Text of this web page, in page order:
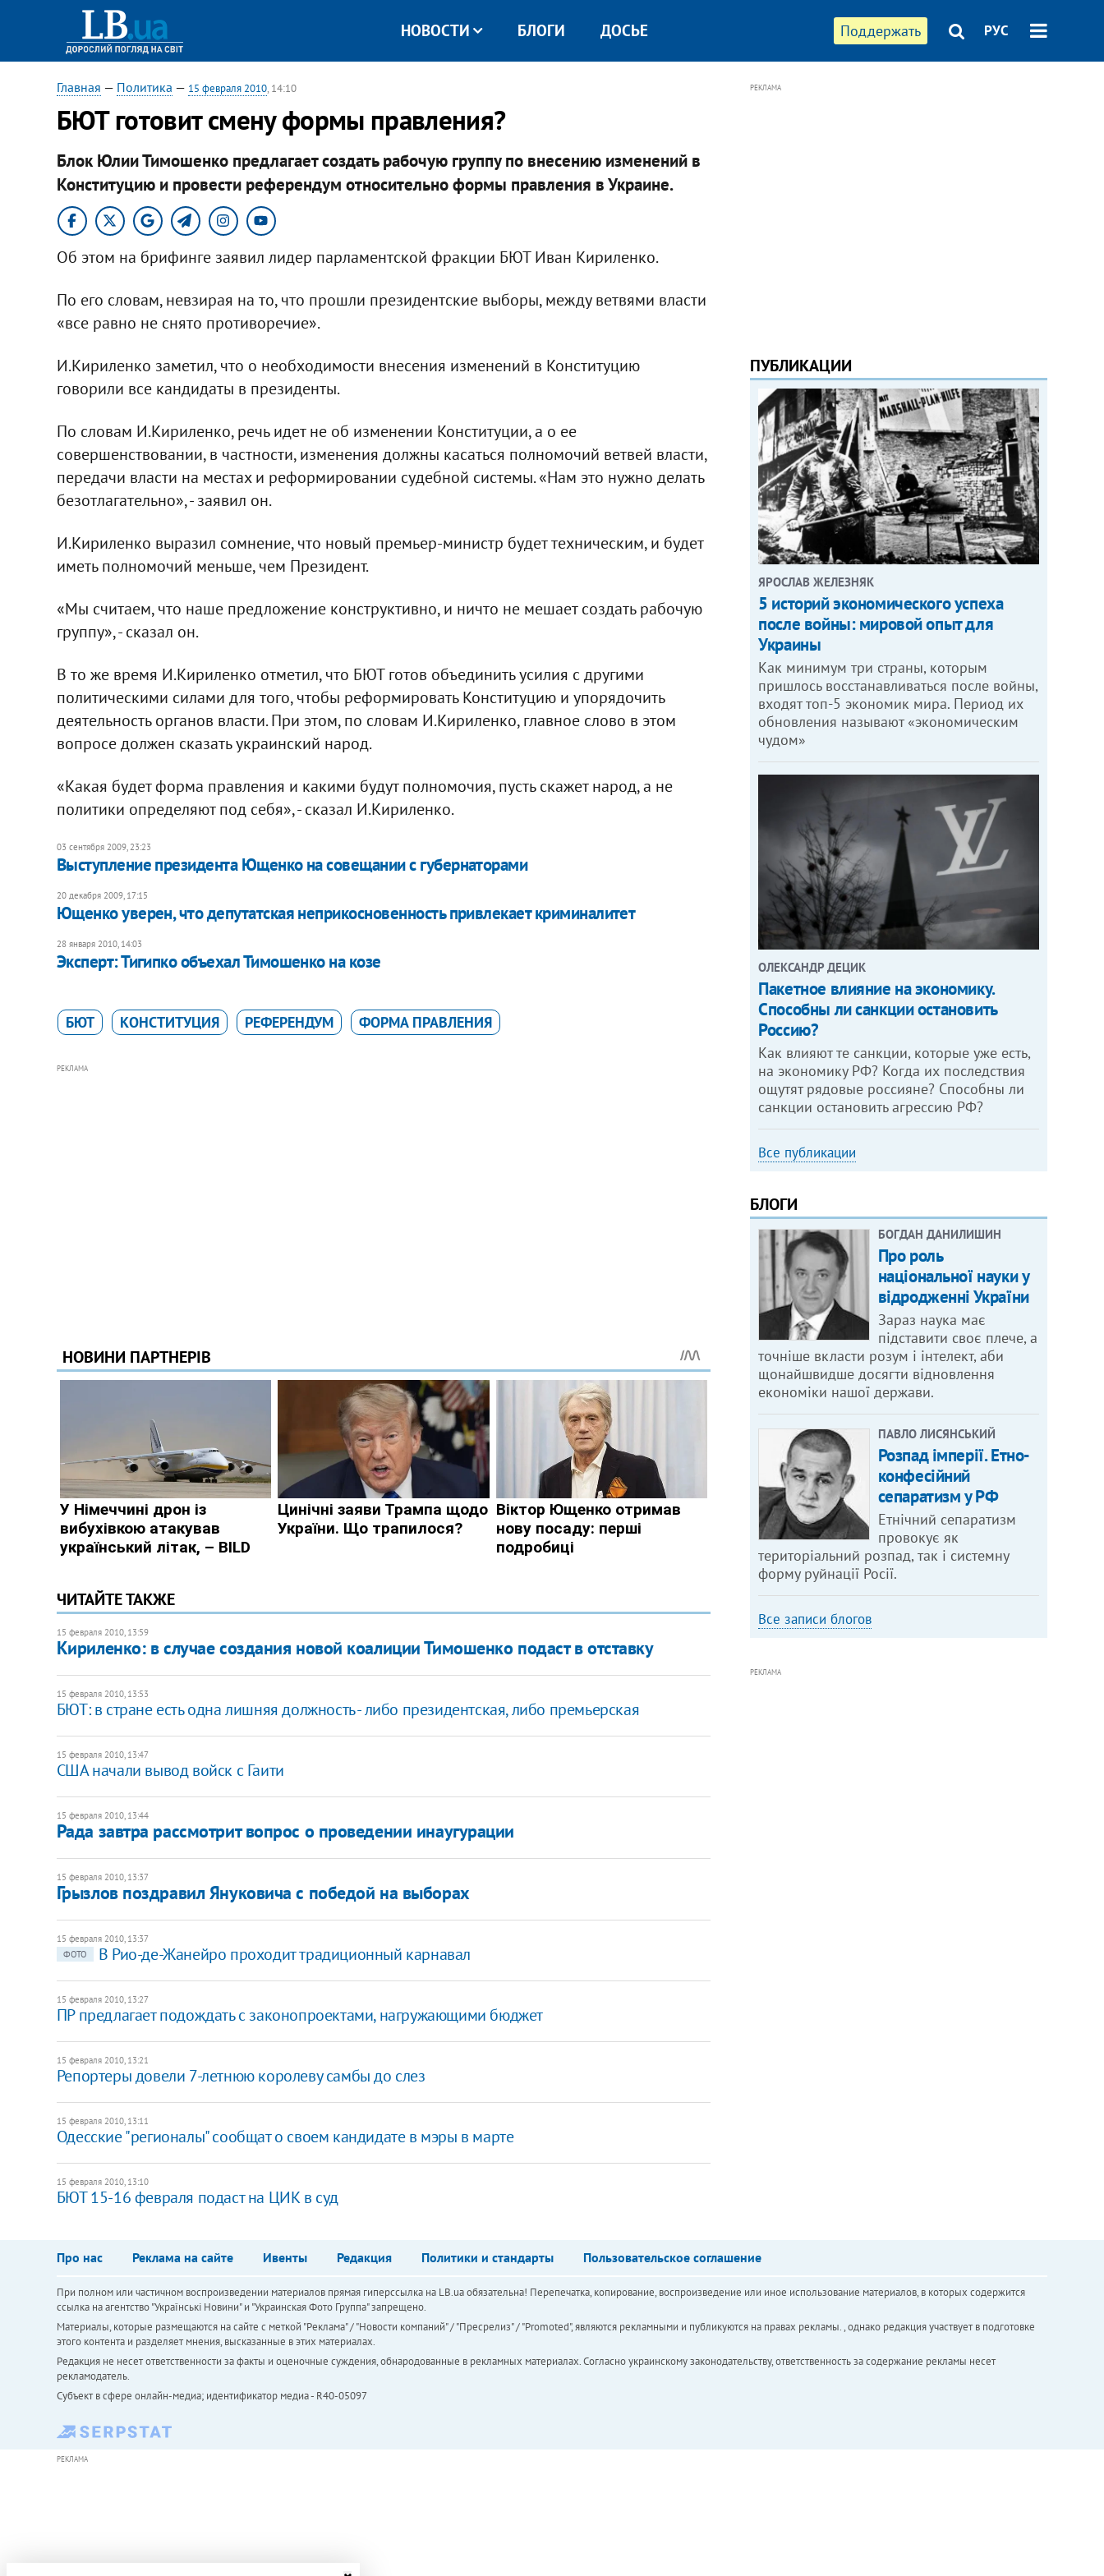
Поддержать РУС
НОВОСТИ БЛОГИ ДОСЬЕ
Главная — Политика — 15 февраля 2010, 14:10
БЮТ готовит смену формы правления?
Блок Юлии Тимошенко предлагает создать рабочую группу по внесению изменений в
Конституцию и провести референдум относительно формы правления в Украине.
Об этом на брифинге заявил лидер парламентской фракции БЮТ Иван Кириленко.
По его словам, невзирая на то, что прошли президентские выборы, между ветвями власти
«все равно не снято противоречие».
И.Кириленко заметил, что о необходимости внесения изменений в Конституцию
говорили все кандидаты в президенты.
По словам И.Кириленко, речь идет не об изменении Конституции, а о ее
совершенствовании, в частности, изменения должны касаться полномочий ветвей власти,
передачи власти на местах и реформировании судебной системы. «Нам это нужно делать
безотлагательно», - заявил он.
И.Кириленко выразил сомнение, что новый премьер-министр будет техническим, и будет
иметь полномочий меньше, чем Президент.
«Мы считаем, что наше предложение конструктивно, и ничто не мешает создать рабочую
группу», - сказал он.
В то же время И.Кириленко отметил, что БЮТ готов объединить усилия с другими
политическими силами для того, чтобы реформировать Конституцию и упорядочить
деятельность органов власти. При этом, по словам И.Кириленко, главное слово в этом
вопросе должен сказать украинский народ.
«Какая будет форма правления и какими будут полномочия, пусть скажет народ, а не
политики определяют под себя», - сказал И.Кириленко.
03 сентября 2009, 23:23
Выступление президента Ющенко на совещании с губернаторами
20 декабря 2009, 17:15
Ющенко уверен, что депутатская неприкосновенность привлекает криминалитет
28 января 2010, 14:03
Эксперт: Тигипко объехал Тимошенко на козе
БЮТ КОНСТИТУЦИЯ РЕФЕРЕНДУМ ФОРМА ПРАВЛЕНИЯ
РЕКЛАМА
ЧИТАЙТЕ ТАКЖЕ
15 февраля 2010, 13:59
Кириленко: в случае создания новой коалиции Тимошенко подаст в отставку
15 февраля 2010, 13:53
БЮТ: в стране есть одна лишняя должность - либо президентская, либо премьерская
15 февраля 2010, 13:47
США начали вывод войск с Гаити
15 февраля 2010, 13:44
Рада завтра рассмотрит вопрос о проведении инаугурации
15 февраля 2010, 13:37
Грызлов поздравил Януковича с победой на выборах
15 февраля 2010, 13:37
ФОТО
В Рио-де-Жанейро проходит традиционный карнавал
15 февраля 2010, 13:27
ПР предлагает подождать с законопроектами, нагружающими бюджет
15 февраля 2010, 13:21
Репортеры довели 7-летнюю королеву самбы до слез
15 февраля 2010, 13:11
Одесские "регионалы" сообщат о своем кандидате в мэры в марте
15 февраля 2010, 13:10
БЮТ 15-16 февраля подаст на ЦИК в суд
РЕКЛАМА
ПУБЛИКАЦИИ
ЯРОСЛАВ ЖЕЛЕЗНЯК
5 историй экономического успеха
после войны: мировой опыт для
Украины
Как минимум три страны, которым
пришлось восстанавливаться после войны,
входят топ-5 экономик мира. Период их
обновления называют «экономическим
чудом»
ОЛЕКСАНДР ДЕЦИК
Пакетное влияние на экономику.
Способны ли санкции остановить
Россию?
Как влияют те санкции, которые уже есть,
на экономику РФ? Когда их последствия
ощутят рядовые россияне? Способны ли
санкции остановить агрессию РФ?
Все публикации
БЛОГИ
БОГДАН ДАНИЛИШИН
Про роль
національної науки у
відродженні України
Зараз наука має
підставити своє плече, а
точніше вкласти розум і інтелект, аби
щонайшвидше досягти відновлення
економіки нашої держави.
ПАВЛО ЛИСЯНСЬКИЙ
Розпад імперії. Етно-
конфесійний
сепаратизм у РФ
Етнічний сепаратизм
провокує як
територіальний розпад, так і системну
форму руйнації Росії.
Все записи блогов
РЕКЛАМА
Про нас Реклама на сайте Ивенты Редакция Политики и стандарты Пользовательское соглашение
При полном или частичном воспроизведении материалов прямая гиперссылка на LB.ua обязательна! Перепечатка, копирование, воспроизведение или иное использование материалов, в которых содержится
ссылка на агентство "Українськi Новини" и "Украинская Фото Группа" запрещено.
Материалы, которые размещаются на сайте с меткой "Реклама" / "Новости компаний" / "Пресрелиз" / "Promoted", являются рекламными и публикуются на правах рекламы. , однако редакция участвует в подготовке
этого контента и разделяет мнения, высказанные в этих материалах.
Редакция не несет ответственности за факты и оценочные суждения, обнародованные в рекламных материалах. Согласно украинскому законодательству, ответственность за содержание рекламы несет
рекламодатель.
Субъект в сфере онлайн-медиа; идентификатор медиа - R40-05097
РЕКЛАМА